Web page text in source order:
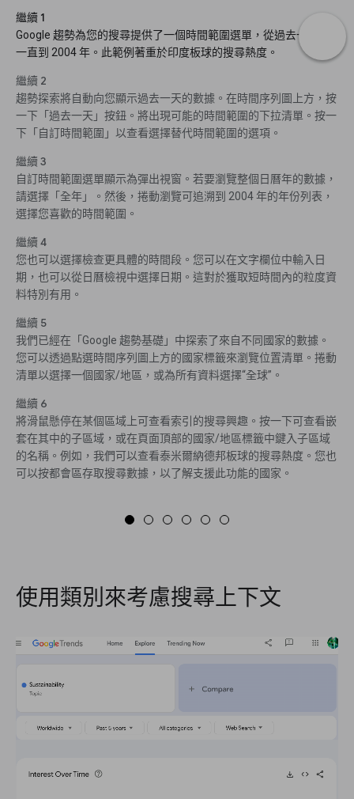
繼續 1
Google 趨勢為您的搜尋提供了一個時間範圍選單，從過去一小時
一直到 2004 年。此範例著重於印度板球的搜尋熱度。
繼續 2
趨勢探索將自動向您顯示過去一天的數據。在時間序列圖上方，按
一下「過去一天」按鈕。將出現可能的時間範圍的下拉清單。按一
下「自訂時間範圍」以查看選擇替代時間範圍的選項。
繼續 3
自訂時間範圍選單顯示為彈出視窗。若要瀏覽整個日曆年的數據，
請選擇「全年」。然後，捲動瀏覽可追溯到 2004 年的年份列表，
選擇您喜歡的時間範圍。
繼續 4
您也可以選擇檢查更具體的時間段。您可以在文字欄位中輸入日
期，也可以從日曆檢視中選擇日期。這對於獲取短時間內的粒度資
料特別有用。
繼續 5
我們已經在「Google 趨勢基礎」中探索了來自不同國家的數據。
您可以透過點選時間序列圖上方的國家標籤來瀏覽位置清單。捲動
清單以選擇一個國家/地區，或為所有資料選擇“全球”。
繼續 6
將滑鼠懸停在某個區域上可查看索引的搜尋興趣。按一下可查看嵌
套在其中的子區域，或在頁面頂部的國家/地區標籤中鍵入子區域
的名稱。例如，我們可以查看泰米爾納德邦板球的搜尋熱度。您也
可以按都會區存取搜尋數據，以了解支援此功能的國家。
使用類別來考慮搜尋上下文